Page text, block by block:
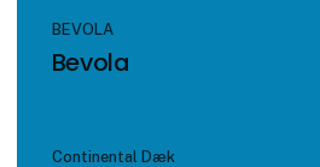
BEVOLA
Bevola
Continental Dæk